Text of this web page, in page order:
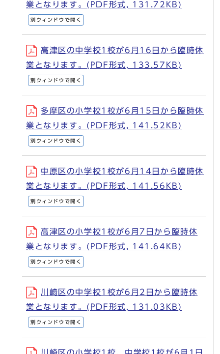
業となります。(PDF形式, 131.72KB)
別ウィンドウで開く
高津区の中学校1校が6月16日から臨時休
業となります。(PDF形式, 133.57KB)
別ウィンドウで開く
多摩区の小学校1校が6月15日から臨時休
業となります。(PDF形式, 141.52KB)
別ウィンドウで開く
中原区の小学校1校が6月14日から臨時休
業となります。(PDF形式, 141.56KB)
別ウィンドウで開く
高津区の小学校1校が6月7日から臨時休
業となります。(PDF形式, 141.64KB)
別ウィンドウで開く
川崎区の中学校1校が6月2日から臨時休
業となります。(PDF形式, 131.03KB)
別ウィンドウで開く